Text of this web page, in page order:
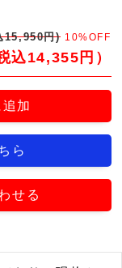
15,950円) 10%OFF
込14,355円）
加
ら
せる